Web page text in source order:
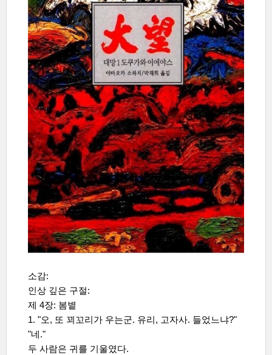
소감:
인상 깊은 구절:
제 4장: 봄볕
1. "오, 또 꾀꼬리가 우는군. 유리, 고자사. 들었느냐?"
"네."
두 사람은 귀를 기울였다.